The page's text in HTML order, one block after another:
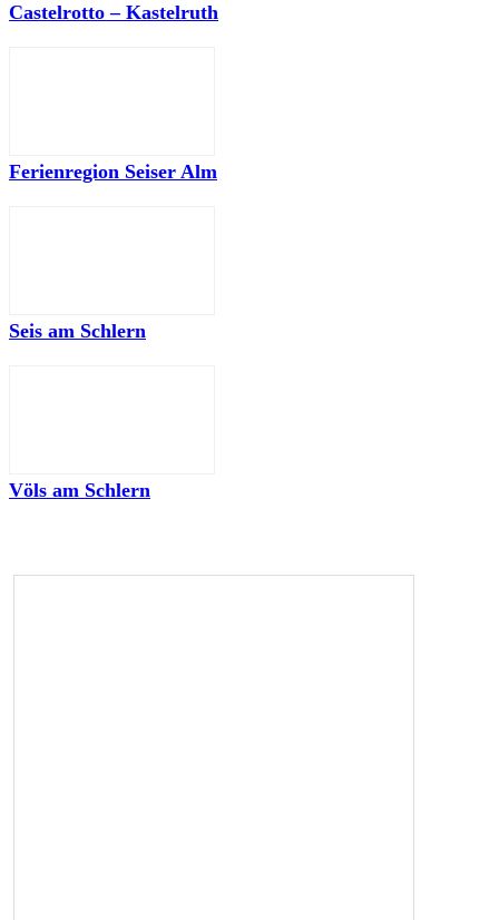
Castelrotto – Kastelruth
Ferienregion Seiser Alm
Seis am Schlern
Völs am Schlern